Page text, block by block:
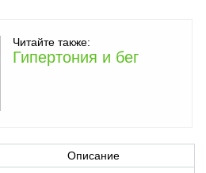
Читайте также:
Гипертония и бег
Описание